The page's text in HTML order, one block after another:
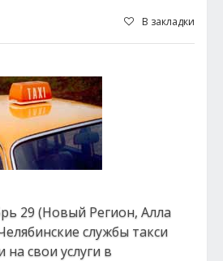
В закладки
29 (Новый Регион, Алла
службы такси
на свои услуги в